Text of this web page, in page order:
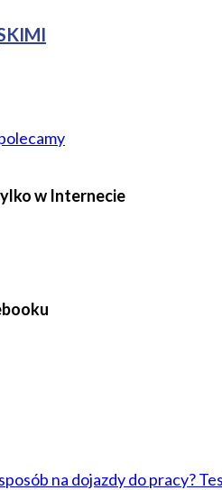
w Internecie
na dojazdy do pracy?